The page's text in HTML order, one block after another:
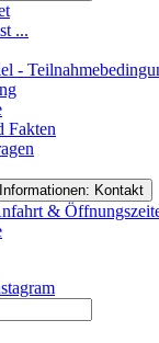
...
-
Fakten
Kontakt
&